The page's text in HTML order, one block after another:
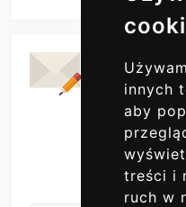
innych
aby
treści i
ruch w
Codzienne
ZAPISZ